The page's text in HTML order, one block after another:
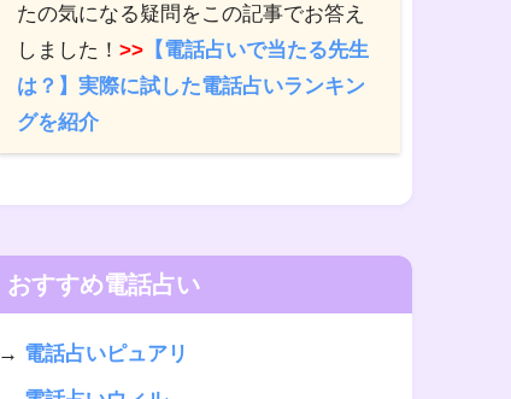
たの気になる疑問をこの記事でお答え
しました！ >> 【電話占いで当たる先生
は？】実際に試した電話占いランキン
グを紹介
おすすめ電話占い
→ 電話占いピュアリ